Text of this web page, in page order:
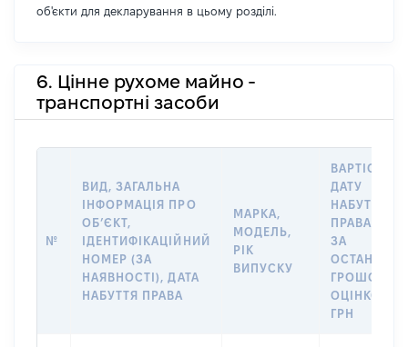
об'єкти для декларування в цьому розділі.
6. Цінне рухоме майно -
транспортні засоби
№
ВИД, ЗАГАЛЬНА
ІНФОРМАЦІЯ ПРО
ОБʼЄКТ,
ІДЕНТИФІКАЦІЙНИЙ
НОМЕР (ЗА
НАЯВНОСТІ), ДАТА
НАБУТТЯ ПРАВА
МАРКА,
МОДЕЛЬ,
РІК
ВИПУСКУ
ВАРТІСТЬ
ДАТУ
НАБУТТЯ
ПРАВА АБО
ЗА
ОЦІНКОЮ,
ГРН